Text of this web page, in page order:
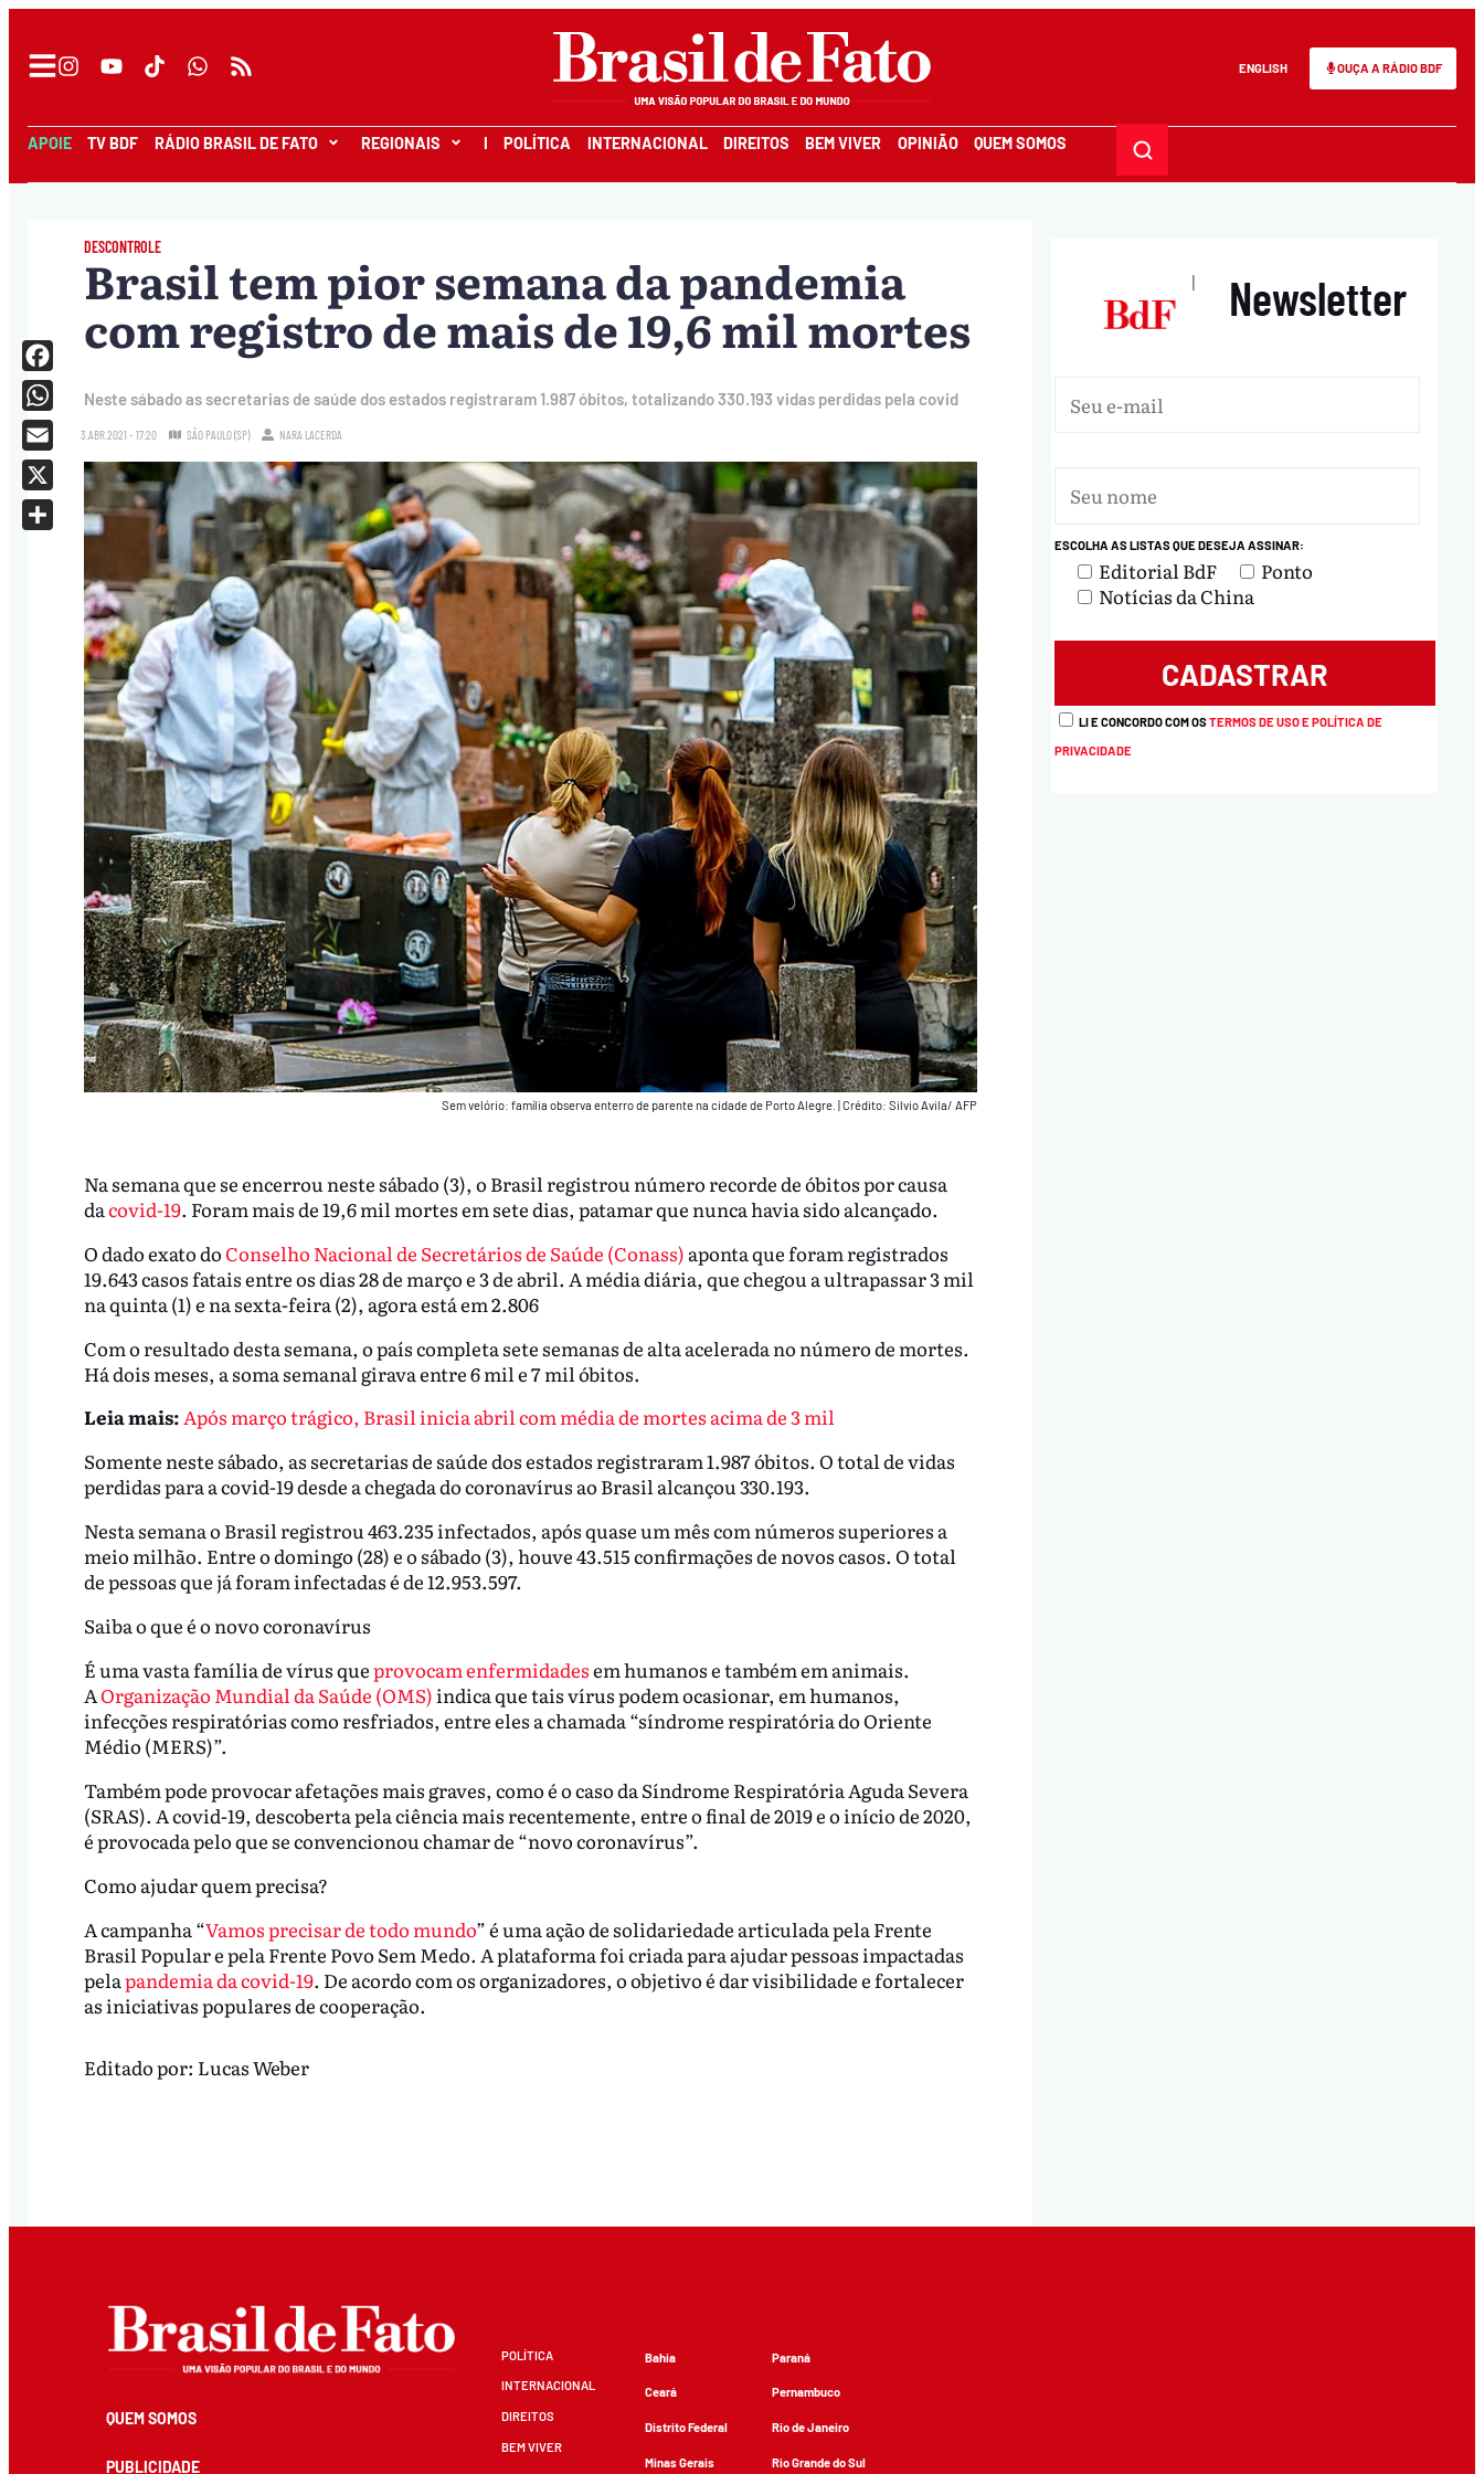
ENGLISH OUÇA A RÁDIO BDF
APOIE TV BDF RÁDIO BRASIL DE FATO REGIONAIS I POLÍTICA INTERNACIONAL DIREITOS BEM VIVER OPINIÃO QUEM SOMOS
DESCONTROLE
Brasil tem pior semana da pandemia
com registro de mais de 19,6 mil mortes
Neste sábado as secretarias de saúde dos estados registraram 1.987 óbitos, totalizando 330.193 vidas perdidas pela covid
3.ABR.2021 - 17:20 SÃO PAULO (SP) NARA LACERDA
Sem velório: família observa enterro de parente na cidade de Porto Alegre. Crédito: Silvio Avila/ AFP
Na semana que se encerrou neste sábado (3), o Brasil registrou número recorde de óbitos por causa
dacovid-19. Foram mais de 19,6 mil mortes em sete dias, patamar que nunca havia sido alcançado.
O dado exato doConselho Nacional de Secretários de Saúde (Conass) aponta que foram registrados
19.643 casos fatais entre os dias 28 de março e 3 de abril. A média diária, que chegou a ultrapassar 3 mil
na quinta (1) e na sexta-feira (2), agora está em 2.806
Com o resultado desta semana, o país completa sete semanas de alta acelerada no número de mortes.
Há dois meses, a soma semanal girava entre 6 mil e 7 mil óbitos.
Leia mais:Após março trágico, Brasil inicia abril com média de mortes acima de 3 mil
Somente neste sábado, as secretarias de saúde dos estados registraram 1.987 óbitos. O total de vidas
perdidas para a covid-19 desde a chegada do coronavírus ao Brasil alcançou 330.193.
Nesta semana o Brasil registrou 463.235 infectados, após quase um mês com números superiores a
meio milhão. Entre o domingo (28) e o sábado (3), houve 43.515 confirmações de novos casos. O total
de pessoas que já foram infectadas é de 12.953.597.
Saiba o que é o novo coronavírus
É uma vasta família de vírus queprovocam enfermidadesem humanos e também em animais.
AOrganização Mundial da Saúde (OMS) indica que tais vírus podem ocasionar, em humanos,
infecções respiratórias como resfriados, entre eles a chamada “síndrome respiratória do Oriente
Médio (MERS)”.
Também pode provocar afetações mais graves, como é o caso da Síndrome Respiratória Aguda Severa
(SRAS). A covid-19, descoberta pela ciência mais recentemente, entre o final de 2019 e o início de 2020,
é provocada pelo que se convencionou chamar de “novo coronavírus”.
Como ajudar quem precisa?
A campanha “Vamos precisar de todo mundo” é uma ação de solidariedade articulada pela Frente
Brasil Popular e pela Frente Povo Sem Medo. A plataforma foi criada para ajudar pessoas impactadas
pelapandemia da covid-19. De acordo com os organizadores, o objetivo é dar visibilidade e fortalecer
as iniciativas populares de cooperação.
Facebook
WhatsApp
Email
X
Editado por: Lucas Weber
| Newsletter
ESCOLHA AS LISTAS QUE DESEJA ASSINAR:
Editorial BdF
Ponto
Notícias da China
LI E CONCORDO COM OSTERMOS DE USO E POLÍTICA DE
PRIVACIDADE
QUEM SOMOS
PUBLICIDADE
POLÍTICA
INTERNACIONAL
DIREITOS
BEM VIVER
Bahia
Ceará
Distrito Federal
Minas Gerais
Paraná
Pernambuco
Rio de Janeiro
Rio Grande do Sul